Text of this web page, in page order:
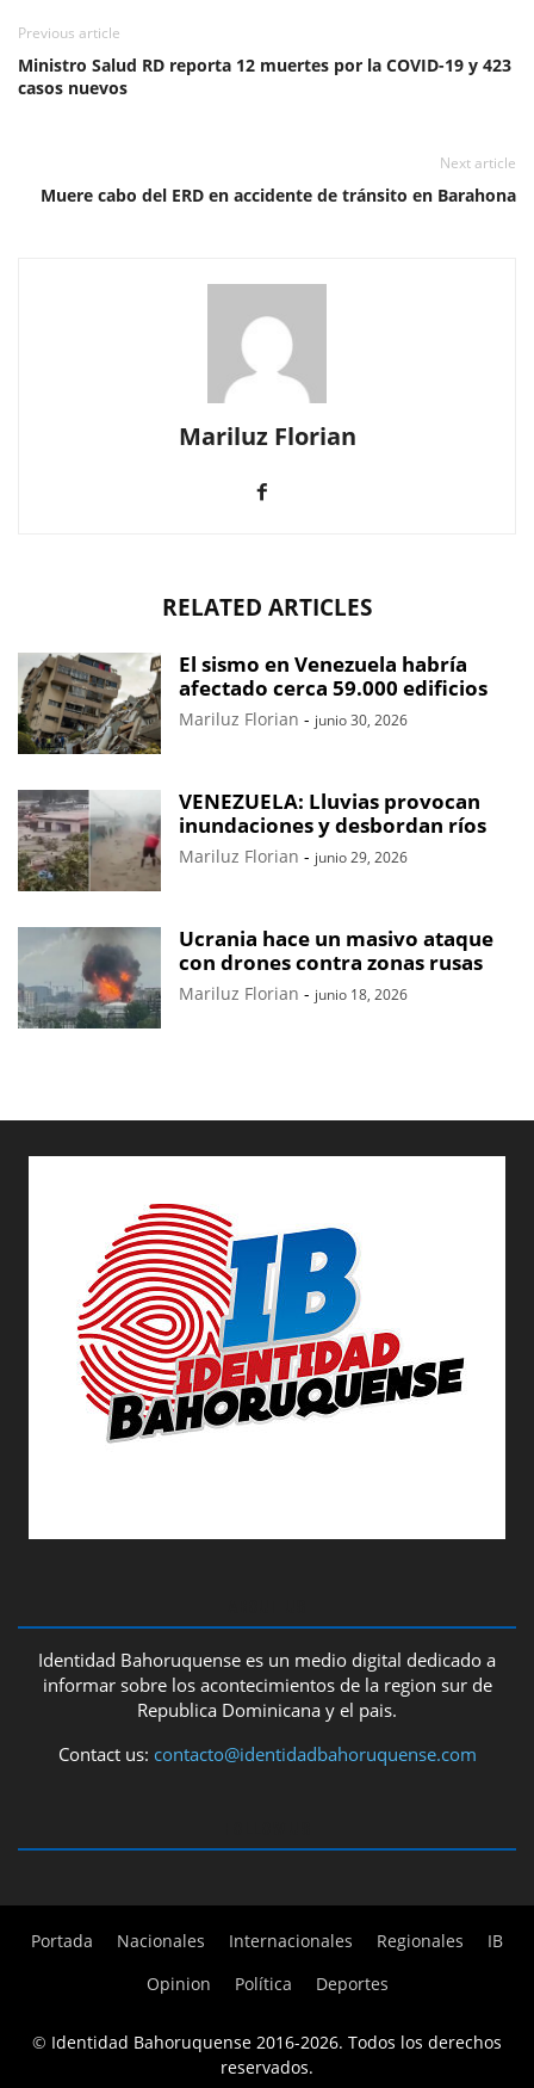
Previous article
Ministro Salud RD reporta 12 muertes por la COVID-19 y 423
casos nuevos
Next article
Muere cabo del ERD en accidente de tránsito en Barahona
Mariluz Florian
RELATED ARTICLES
El sismo en Venezuela habría
afectado cerca 59.000 edificios
Mariluz Florian - junio 30, 2026
VENEZUELA: Lluvias provocan
inundaciones y desbordan ríos
Mariluz Florian - junio 29, 2026
Ucrania hace un masivo ataque
con drones contra zonas rusas
Mariluz Florian - junio 18, 2026
Identidad Bahoruquense es un medio digital dedicado a
informar sobre los acontecimientos de la region sur de
Republica Dominicana y el pais.
Contact us: contacto@identidadbahoruquense.com
Portada Nacionales Internacionales Regionales
IB
Opinion
Política Deportes
© Identidad Bahoruquense 2016-2026. Todos los derechos
reservados.